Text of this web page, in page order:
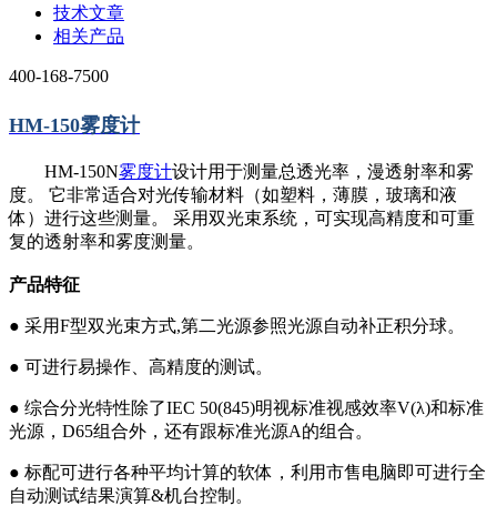
技术文章
相关产品
400-168-7500
HM-150雾度计
HM-150N雾度计设计用于测量总透光率，漫透射率和雾
度。 它非常适合对光传输材料（如塑料，薄膜，玻璃和液
体）进行这些测量。 采用双光束系统，可实现高精度和可重
复的透射率和雾度测量。
产品特征
● 采用F型双光束方式,第二光源参照光源自动补正积分球。
● 可进行易操作、高精度的测试。
● 综合分光特性除了IEC 50(845)明视标准视感效率V(λ)和标准
光源，D65组合外，还有跟标准光源A的组合。
● 标配可进行各种平均计算的软体，利用市售电脑即可进行全
自动测试结果演算&机台控制。